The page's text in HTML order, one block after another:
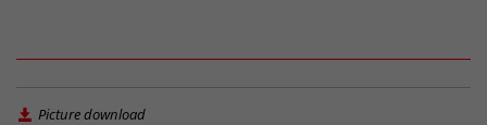
Picture download